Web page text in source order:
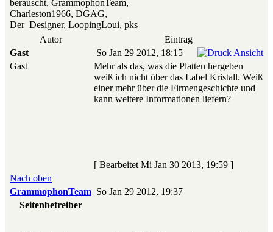
berauscht, GrammophonTeam,
Charleston1966, DGAG,
Der_Designer, LoopingLoui, pks
Autor
Eintrag
Gast
So Jan 29 2012, 18:15
Gast
Mehr als das, was die Platten hergeben
weiß ich nicht über das Label Kristall. Weiß
einer mehr über die Firmengeschichte und
kann weitere Informationen liefern?
[ Bearbeitet Mi Jan 30 2013, 19:59 ]
Nach oben
GrammophonTeam So Jan 29 2012, 19:37
Seitenbetreiber